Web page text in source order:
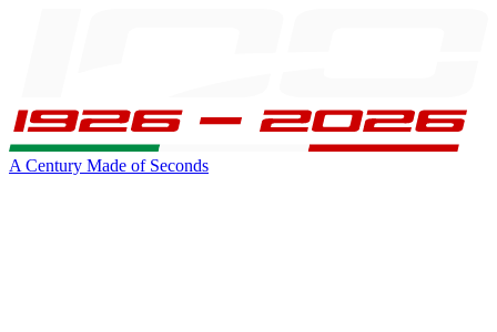
A Century Made of Seconds